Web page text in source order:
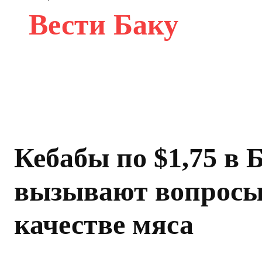
Вести Баку
Кебабы по $1,75 в
вызывают
качестве мяса